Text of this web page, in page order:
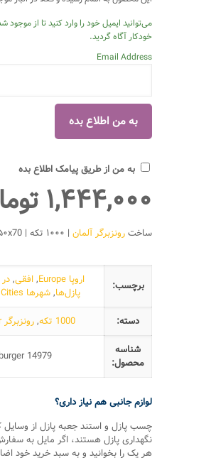
می‌توانید ایمیل خود را وارد کنید تا از
خودکار آگاه گردید.
Email Address
به من از طریق پیامک اطلاع بده
۱,۴۴۴,۰۰۰
ساخترونزبرگر آلمان | ۱۰۰۰ تکه | ۵۰x70 سانتی متر
برچسب: اروپا Europe ,افقی,
پازل‌ها,شهرها Cities
دسته:
1000 تکه ,رونزبرگر Ravensburger
شناسه
محصول:
14979
لوازم جانبی هم نیاز داری؟
چسب پازل و استند جعبه پازل از وسایل
نگهداری پازل هستند، اگر مایل به
هر یک را بخوانید و به سبد خرید خود